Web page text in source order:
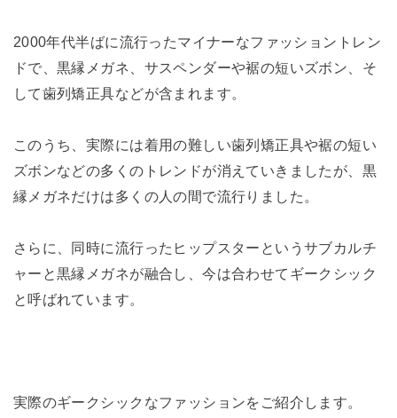
2000年代半ばに流行ったマイナーなファッショントレン
ドで、黒縁メガネ、サスペンダーや裾の短いズボン、そ
して歯列矯正具などが含まれます。
このうち、実際には着用の難しい歯列矯正具や裾の短い
ズボンなどの多くのトレンドが消えていきましたが、黒
縁メガネだけは多くの人の間で流行りました。
さらに、同時に流行ったヒップスターというサブカルチ
ャーと黒縁メガネが融合し、今は合わせてギークシック
と呼ばれています。
実際のギークシックなファッションをご紹介します。